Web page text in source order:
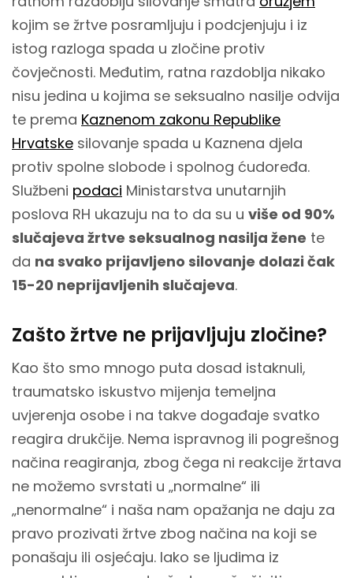
kojim se žrtve posramljuju i podcjenjuju i iz
istog razloga spada u zločine protiv
čovječnosti. Međutim, ratna razdoblja nikako
nisu jedina u kojima se seksualno nasilje odvija
te prema Kaznenom zakonu Republike
Hrvatske silovanje spada u Kaznena djela
protiv spolne slobode i spolnog ćudoređa.
Službeni podaci Ministarstva unutarnjih
poslova RH ukazuju na to da su u više od 90%
slučajeva žrtve seksualnog nasilja žene te
da na svako prijavljeno silovanje dolazi čak
15-20 neprijavljenih slučajeva.
Zašto žrtve ne prijavljuju zločine?
Kao što smo mnogo puta dosad istaknuli,
traumatsko iskustvo mijenja temeljna
uvjerenja osobe i na takve događaje svatko
reagira drukčije. Nema ispravnog ili pogrešnog
načina reagiranja, zbog čega ni reakcije žrtava
ne možemo svrstati u „normalne“ ili
„nenormalne“ i naša nam opažanja ne daju za
pravo prozivati žrtve zbog načina na koji se
ponašaju ili osjećaju. Iako se ljudima iz